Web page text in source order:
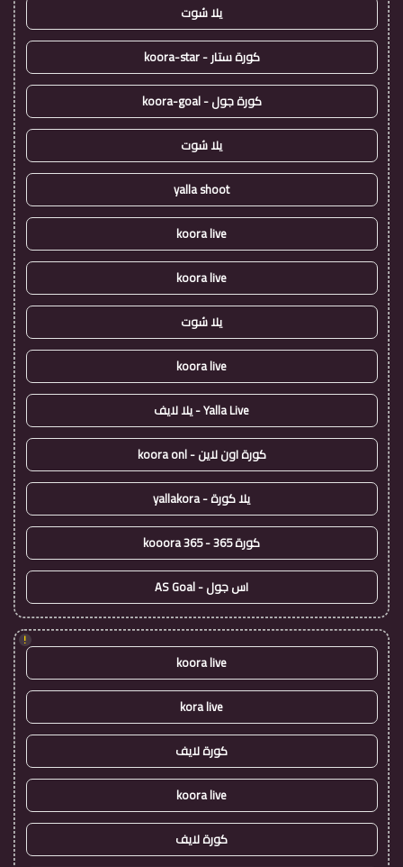
يلا شوت
كورة ستار - koora-star
كورة جول - koora-goal
يلا شوت
yalla shoot
koora live
koora live
يلا شوت
koora live
Yalla Live - يلا لايف
كورة اون لاين - koora onl
يلا كورة - yallakora
كورة 365 - kooora 365
اس جول - AS Goal
!
koora live
kora live
كورة لايف
koora live
كورة لايف